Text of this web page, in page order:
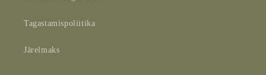
Tagastamispoliitika
Järelmaks